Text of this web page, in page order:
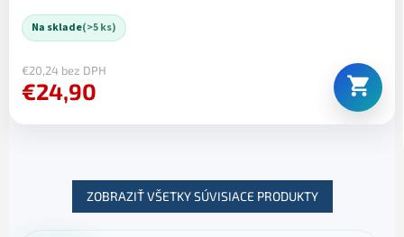
Na sklade(>5 ks)
€20,24 bez DPH
€24,90
ZOBRAZIŤ VŠETKY SÚVISIACE PRODUKTY